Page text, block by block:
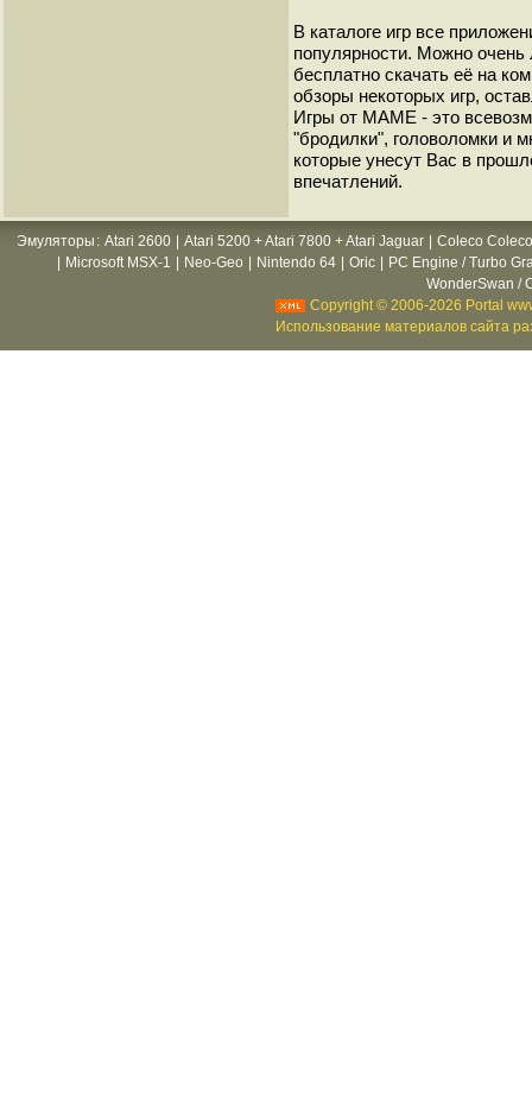
В каталоге игр все
популярности. Можно очень
бесплатно скачать её на
обзоры некоторых игр,
Игры от МАМЕ - это
"бродилки", головоломки и
которые унесут Вас в
впечатлений.
Эмуляторы : Atari 2600 Atari 5200 + Atari 7800 + Atari Jaguar
Coleco
Microsoft MSX-1 Neo-Geo Nintendo 64 Oric
PC Engine / Turbo
WonderSwan /
Copyright © 2006-2026 Portal
Использование материалов сайта